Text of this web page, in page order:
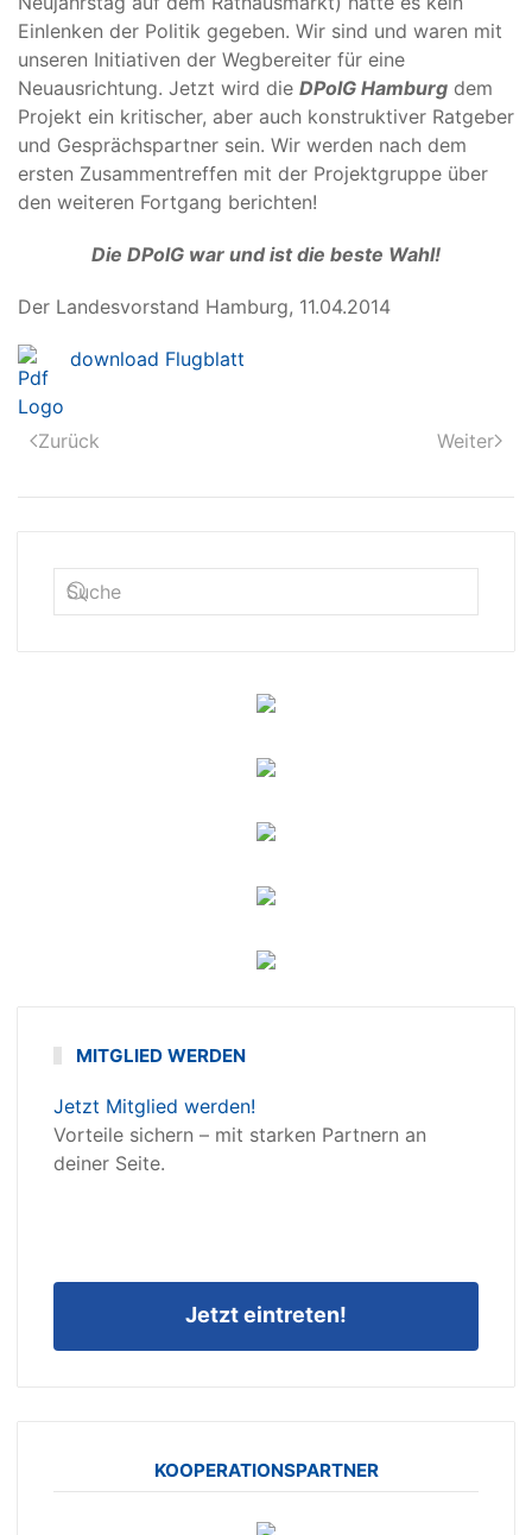
Einlenken der Politik gegeben. Wir sind und waren mit
unseren Initiativen der Wegbereiter für eine
Neuausrichtung. Jetzt wird die DPolG Hamburg dem
Projekt ein kritischer, aber auch konstruktiver Ratgeber
und Gesprächspartner sein. Wir werden nach dem
ersten Zusammentreffen mit der Projektgruppe über
den weiteren Fortgang berichten!
Die DPolG war und ist die beste Wahl!
Der Landesvorstand Hamburg, 11.04.2014
download Flugblatt
Zurück Weiter
MITGLIED WERDEN
Jetzt Mitglied werden!
Vorteile sichern – mit starken Partnern an
deiner Seite.
Jetzt eintreten!
KOOPERATIONSPARTNER